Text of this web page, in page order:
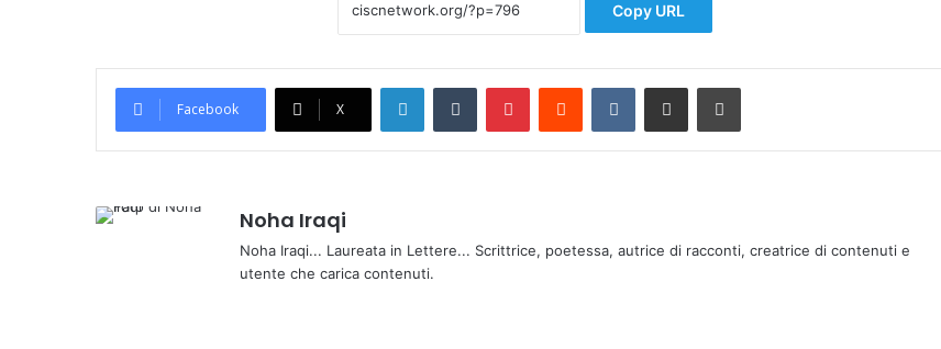
Copy URL
Facebook X
Noha Iraqi
Noha Iraqi... Laureata in Lettere... Scrittrice, poetessa, autrice di racconti, creatrice di contenuti e
utente che carica contenuti.